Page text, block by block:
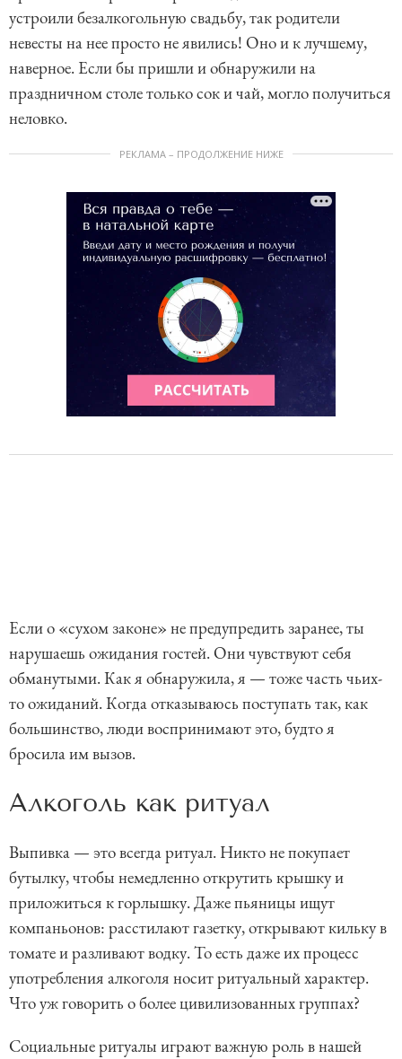
устроили безалкогольную свадьбу, так родители
невесты на нее просто не явились! Оно и к лучшему,
наверное. Если бы пришли и обнаружили на
праздничном столе только сок и чай, могло получиться
неловко.
РЕКЛАМА – ПРОДОЛЖЕНИЕ НИЖЕ
Если о «сухом законе» не предупредить заранее, ты
нарушаешь ожидания гостей. Они чувствуют себя
обманутыми. Как я обнаружила, я — тоже часть чьих-
то ожиданий. Когда отказываюсь поступать так, как
большинство, люди воспринимают это, будто я
бросила им вызов.
Алкоголь как ритуал
Выпивка — это всегда ритуал. Никто не покупает
бутылку, чтобы немедленно открутить крышку и
приложиться к горлышку. Даже пьяницы ищут
компаньонов: расстилают газетку, открывают кильку в
томате и разливают водку. То есть даже их процесс
употребления алкоголя носит ритуальный характер.
Что уж говорить о более цивилизованных группах?
Социальные ритуалы играют важную роль в нашей